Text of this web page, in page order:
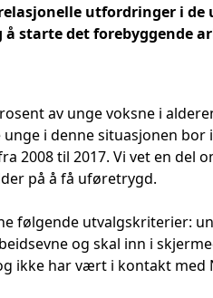
utfordringer i de
starte det forebyggende
av unge voksne i
i denne situasjonen
2008 til 2017. Vi vet en del
på å få uføretrygd.
følgende utvalgskriterier:
og skal inn i
ikke har vært i kontakt med